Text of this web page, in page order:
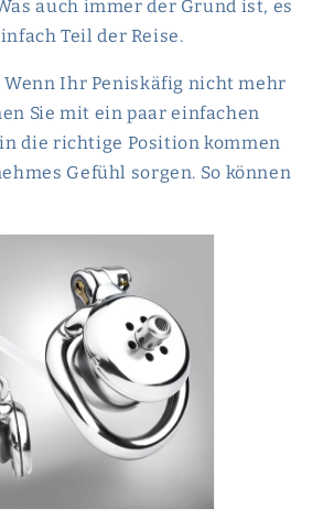
auch immer der Grund ist, es
Teil der Reise.
Wenn Ihr Peniskäfig nicht mehr
Sie mit ein paar einfachen
die richtige Position kommen
Gefühl sorgen. So können